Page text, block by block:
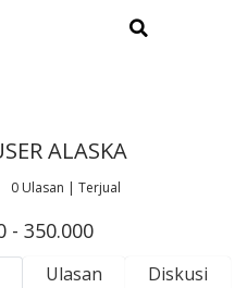
ALASKA
0 Ulasan | Terjual
- 350.000
Ulasan Diskusi